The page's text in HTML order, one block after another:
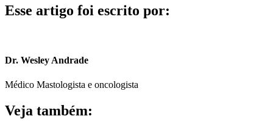
Esse artigo foi escrito por:
Dr. Wesley Andrade
Médico Mastologista e oncologista
Veja também: